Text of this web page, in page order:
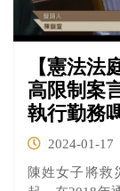
【憲法法
高限制案
執行勤務
2024-01-17
陳姓女子將救